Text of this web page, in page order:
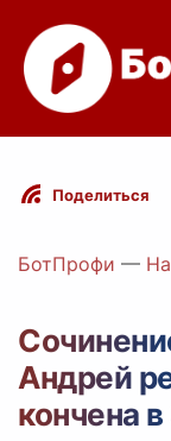
Режимы
Цены
Вход
Поделиться
БотПрофи —
Андрей
кончена в